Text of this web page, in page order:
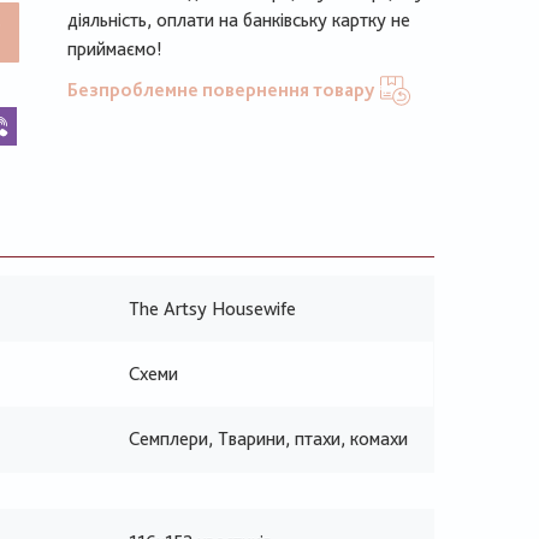
діяльність, оплати на банківську картку не
приймаємо!
Безпроблемне повернення товару
The Artsy Housewife
Схеми
Семплери, Тварини, птахи, комахи